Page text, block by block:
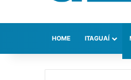
HOME ITAGUAÍ